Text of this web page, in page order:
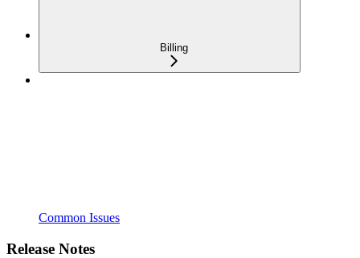
Billing
Common Issues
Release Notes